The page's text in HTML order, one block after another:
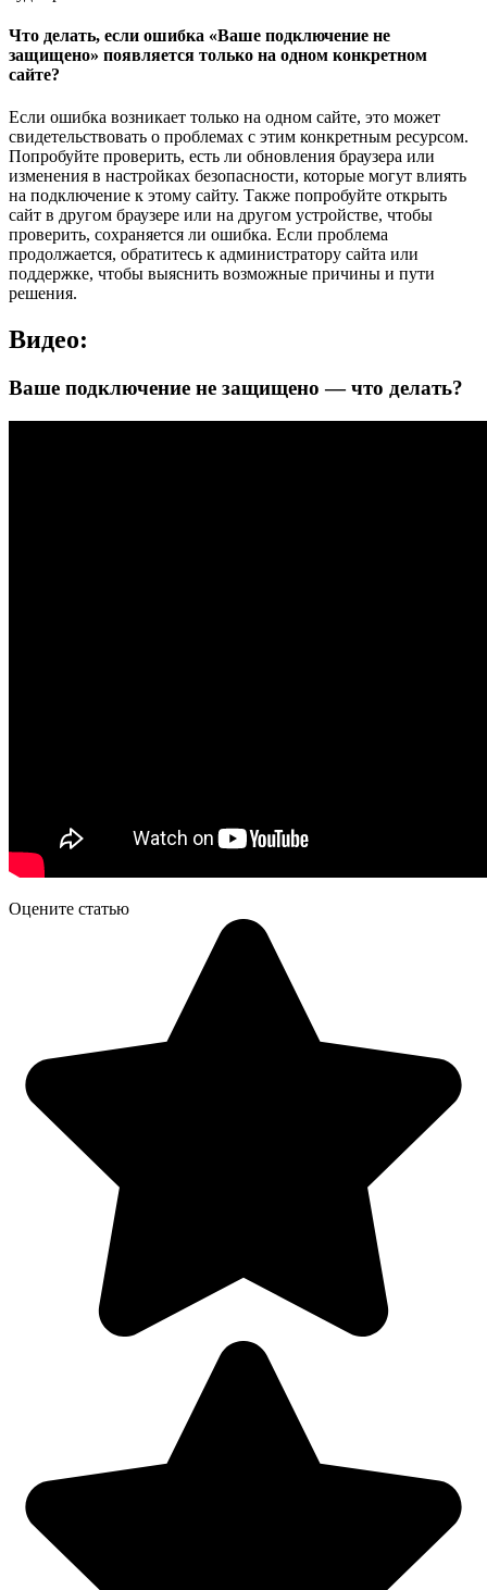
Что делать, если ошибка «Ваше подключение не
защищено» появляется только на одном конкретном
сайте?
Если ошибка возникает только на одном сайте, это может
свидетельствовать о проблемах с этим конкретным ресурсом.
Попробуйте проверить, есть ли обновления браузера или
изменения в настройках безопасности, которые могут влиять
на подключение к этому сайту. Также попробуйте открыть
сайт в другом браузере или на другом устройстве, чтобы
проверить, сохраняется ли ошибка. Если проблема
продолжается, обратитесь к администратору сайта или
поддержке, чтобы выяснить возможные причины и пути
решения.
Видео:
Ваше подключение не защищено — что делать?
Оцените статью